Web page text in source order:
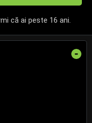
că ai peste 16 ani.
-